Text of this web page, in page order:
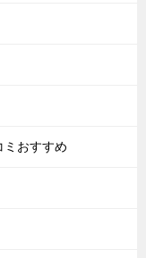
ミおすすめ